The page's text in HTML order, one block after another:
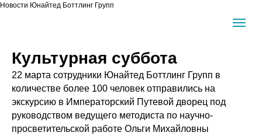
Новости Юнайтед Боттлинг Групп
Культурная суббота
22 марта сотрудники Юнайтед Боттлинг Групп в
количестве более 100 человек отправились на
экскурсию в Императорский Путевой дворец под
руководством ведущего методиста по научно-
просветительской работе Ольги Михайловны